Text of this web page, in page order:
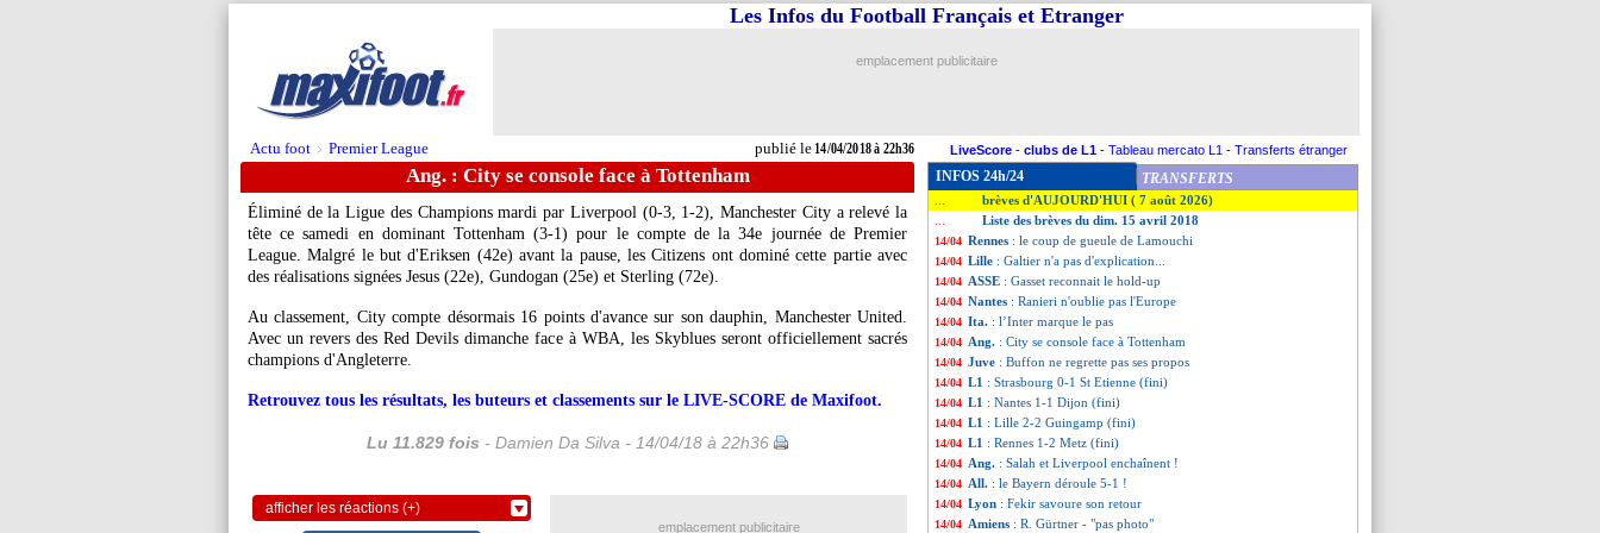
Actu foot > Premier League publié le14/04/2018 à 22h36
Les Infos du Football Français et Etranger
emplacement publicitaire
LiveScore - clubs de L1 - Tableau mercato L1 - Transferts étranger
Ang. : City se console face à Tottenham
Éliminé de la Ligue des Champions mardi par Liverpool (0-3, 1-2), Manchester City a relevé la
tête ce samedi en dominant Tottenham (3-1) pour le compte de la 34e journée de Premier
League. Malgré le but d'Eriksen (42e) avant la pause, les Citizens ont dominé cette partie avec
des réalisations signées Jesus (22e), Gundogan (25e) et Sterling (72e).
Au classement, City compte désormais 16 points d'avance sur son dauphin, Manchester United.
Avec un revers des Red Devils dimanche face à WBA, les Skyblues seront officiellement sacrés
champions d'Angleterre.
Retrouvez tous les résultats, les buteurs et classements sur le LIVE-SCORE de Maxifoot.
Lu 11.829 fois - Damien Da Silva - 14/04/18 à 22h36
afficher les réactions (+)
INFOS 24h/24 TRANSFERTS
brèves d'AUJOURD'HUI ( 7 août 2026)
Liste des brèves du dim. 15 avril 2018
14/04 Rennes : le coup de gueule de Lamouchi
14/04 Lille : Galtier n'a pas d'explication...
14/04 ASSE : Gasset reconnait le hold-up
14/04 Nantes : Ranieri n'oublie pas l'Europe
14/04 Ita. : l’Inter marque le pas
14/04 Ang. : City se console face à Tottenham
14/04 Juve : Buffon ne regrette pas ses propos
14/04 L1 : Strasbourg 0-1 St Etienne (fini)
14/04 L1 : Nantes 1-1 Dijon (fini)
14/04 L1 : Lille 2-2 Guingamp (fini)
14/04 L1 : Rennes 1-2 Metz (fini)
14/04 Ang. : Salah et Liverpool enchaînent !
14/04 All. : le Bayern déroule 5-1 !
14/04 Lyon : Fekir savoure son retour
14/04 Amiens : R. Gürtner - "pas photo"
emplacement publicitaire